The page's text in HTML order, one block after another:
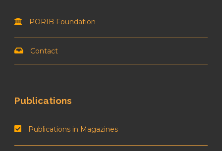
PORIB Foundation
Contact
Publications
Publications in Magazines